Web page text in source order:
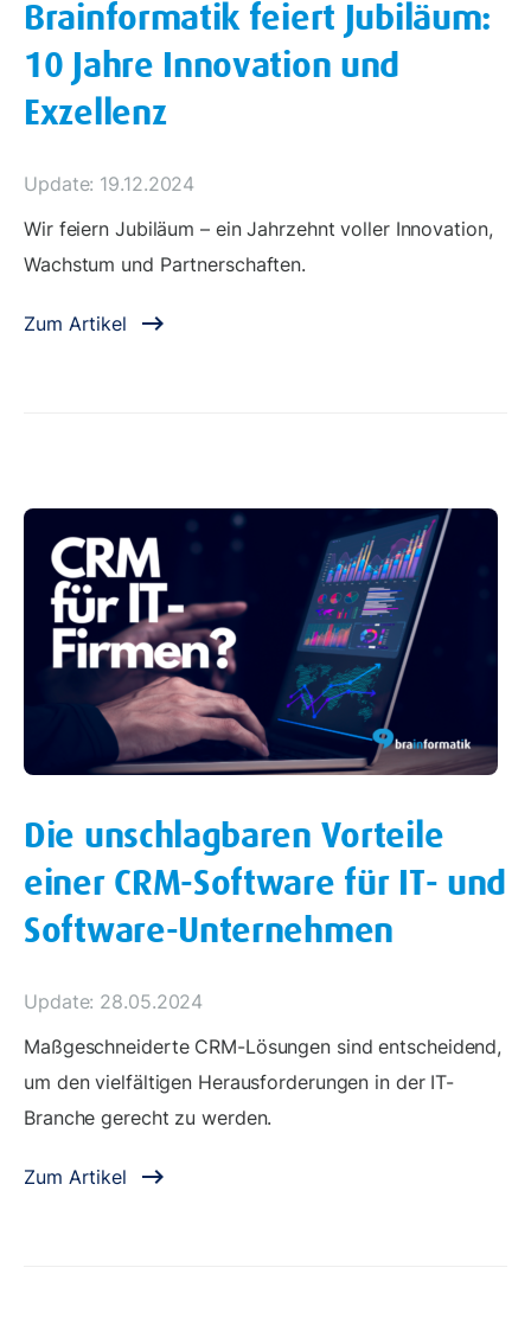
Brainformatik feiert Jubiläum:
10 Jahre Innovation und
Exzellenz
Update: 19.12.2024
Wir feiern Jubiläum – ein Jahrzehnt voller Innovation,
Wachstum und Partnerschaften.
Zum Artikel
Die unschlagbaren Vorteile
einer CRM-Software für IT- und
Software-Unternehmen
Update: 28.05.2024
Maßgeschneiderte CRM-Lösungen sind entscheidend,
um den vielfältigen Herausforderungen in der IT-
Branche gerecht zu werden.
Zum Artikel